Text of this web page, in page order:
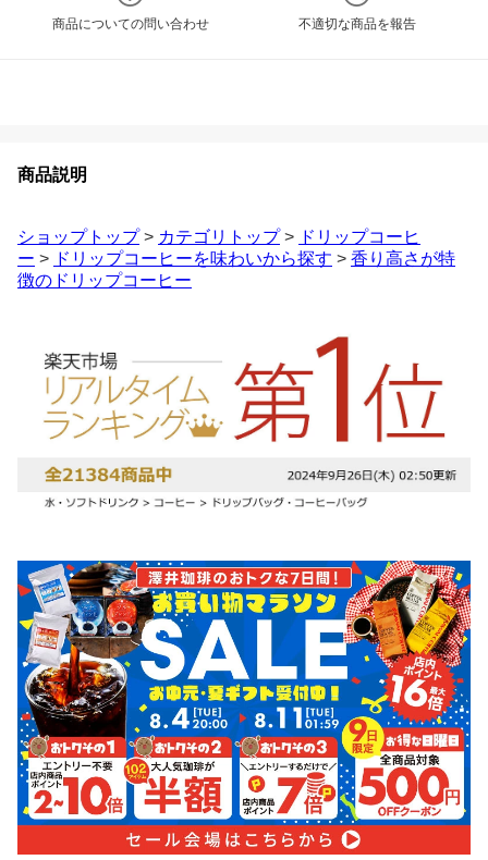
商品についての問い合わせ 不適切な商品を報告
商品説明
ショップトップ> カテゴリトップ> ドリップコーヒ
ー > ドリップコーヒーを味わいから探す > 香り高さが特
徴のドリップコーヒー